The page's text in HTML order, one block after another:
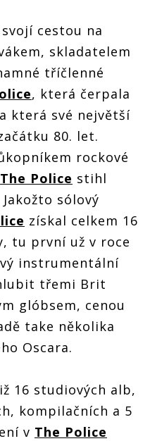
cestou na
skladatelem
tříčlenné
, která čerpala
která své největší
80. let.
rockové
The Police stihl
sólový
získal celkem 16
tu první už v roce
instrumentální
třemi Brit
glóbsem, cenou
take několika
Oscara.
16 studiových alb,
kompilačních a 5
v The Police